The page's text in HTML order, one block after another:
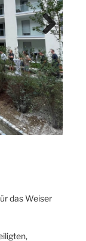
Next
das Weiser